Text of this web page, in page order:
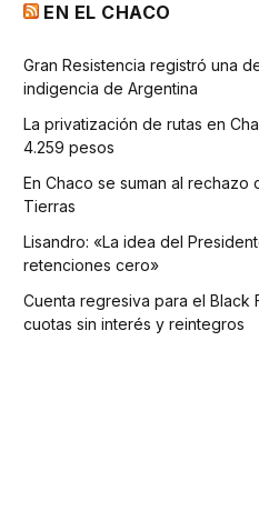
EN EL CHACO
Gran Resistencia registró una
indigencia de Argentina
La privatización de rutas en
4.259 pesos
En Chaco se suman al
Tierras
Lisandro: «La idea del
retenciones cero»
Cuenta regresiva para el Black
cuotas sin interés y reintegros